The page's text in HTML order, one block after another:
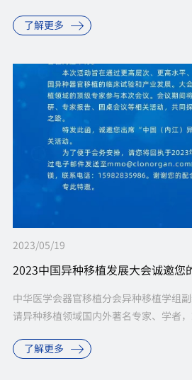
蛋白是一种辅助THB...
了解更多
2023/05/19
2023中国异种移植发展大会诚邀您
中华医学会器官移植分会异种移植学组
请异种移植领域国内外著名专家、学者
标准化建设等新理念、新技术...
了解更多